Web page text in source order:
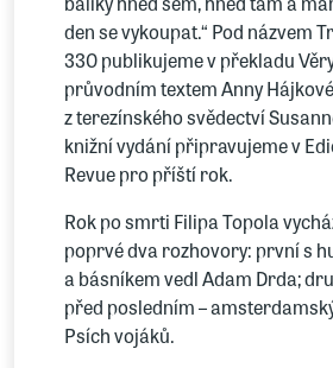
den se vykoupat.“ Pod názvem
330 publikujeme v překladu
průvodním textem Anny
z terezínského svědectví
knižní vydání připravujeme v
Revue pro příští rok.
Rok po smrti Filipa Topola
poprvé dva rozhovory: první s
a básníkem vedl Adam Drda;
před posledním –
Psích vojáků.